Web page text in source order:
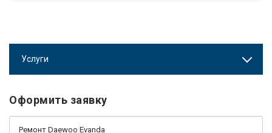
Услуги
Оформить заявку